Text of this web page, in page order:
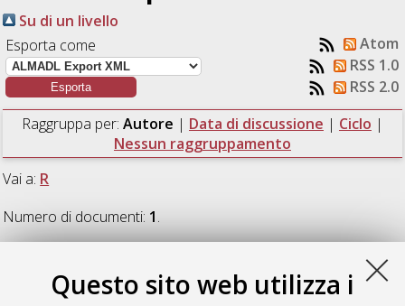
Questo sito web utilizza i
Su di un livello
Esporta come
Atom
RSS 1.0
RSS 2.0
Raggruppa per: Autore | Data di discussione | Ciclo |
Nessun raggruppamento
Vai a: R
Numero di documenti: 1.